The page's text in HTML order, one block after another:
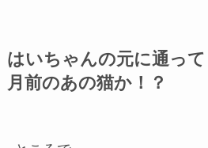
はいちゃんの元に通っ
月前のあの猫か！？